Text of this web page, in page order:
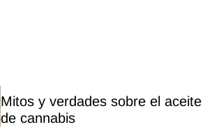
Mitos y verdades sobre el aceite
de cannabis